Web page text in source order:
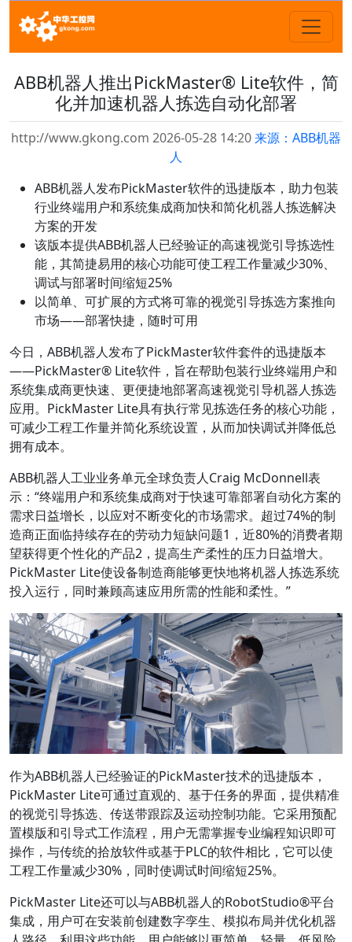
ABB机器人推出PickMaster® Lite软件，简
化并加速机器人拣选自动化部署
http://www.gkong.com 2026-05-28 14:20来源：ABB机器
人
ABB机器人发布PickMaster软件的迅捷版本，助力包装
行业终端用户和系统集成商加快和简化机器人拣选解决
方案的开发
该版本提供ABB机器人已经验证的高速视觉引导拣选性
能，其简捷易用的核心功能可使工程工作量减少30%、
调试与部署时间缩短25%
以简单、可扩展的方式将可靠的视觉引导拣选方案推向
市场——部署快捷，随时可用
今日，ABB机器人发布了PickMaster软件套件的迅捷版本
——PickMaster® Lite软件，旨在帮助包装行业终端用户和
系统集成商更快速、更便捷地部署高速视觉引导机器人拣选
应用。PickMaster Lite具有执行常见拣选任务的核心功能，
可减少工程工作量并简化系统设置，从而加快调试并降低总
拥有成本。
ABB机器人工业业务单元全球负责人Craig McDonnell表
示：“终端用户和系统集成商对于快速可靠部署自动化方案的
需求日益增长，以应对不断变化的市场需求。超过74%的制
造商正面临持续存在的劳动力短缺问题1，近80%的消费者期
望获得更个性化的产品2，提高生产柔性的压力日益增大。
PickMaster Lite使设备制造商能够更快地将机器人拣选系统
投入运行，同时兼顾高速应用所需的性能和柔性。”
作为ABB机器人已经验证的PickMaster技术的迅捷版本，
PickMaster Lite可通过直观的、基于任务的界面，提供精准
的视觉引导拣选、传送带跟踪及运动控制功能。它采用预配
置模版和引导式工作流程，用户无需掌握专业编程知识即可
操作，与传统的拾放软件或基于PLC的软件相比，它可以使
工程工作量减少30%，同时使调试时间缩短25%。
PickMaster Lite还可以与ABB机器人的RobotStudio®平台
集成，用户可在安装前创建数字孪生、模拟布局并优化机器